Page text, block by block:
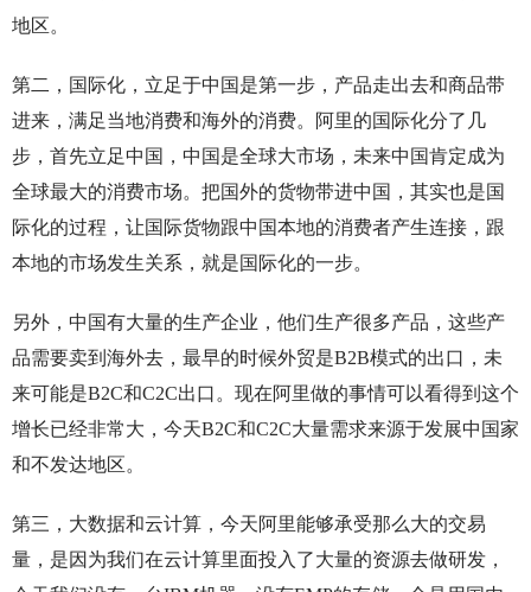
地区。
第二，国际化，立足于中国是第一步，产品走出去和商品带
进来，满足当地消费和海外的消费。阿里的国际化分了几
步，首先立足中国，中国是全球大市场，未来中国肯定成为
全球最大的消费市场。把国外的货物带进中国，其实也是国
际化的过程，让国际货物跟中国本地的消费者产生连接，跟
本地的市场发生关系，就是国际化的一步。
另外，中国有大量的生产企业，他们生产很多产品，这些产
品需要卖到海外去，最早的时候外贸是B2B模式的出口，未
来可能是B2C和C2C出口。现在阿里做的事情可以看得到这个
增长已经非常大，今天B2C和C2C大量需求来源于发展中国家
和不发达地区。
第三，大数据和云计算，今天阿里能够承受那么大的交易
量，是因为我们在云计算里面投入了大量的资源去做研发，